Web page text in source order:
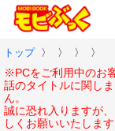
トップ 〉 〉 〉 〉
※PCをご利用中のお
話のタイトルに関し
ん。
誠に恐れ入りますが
しくお願いいたします